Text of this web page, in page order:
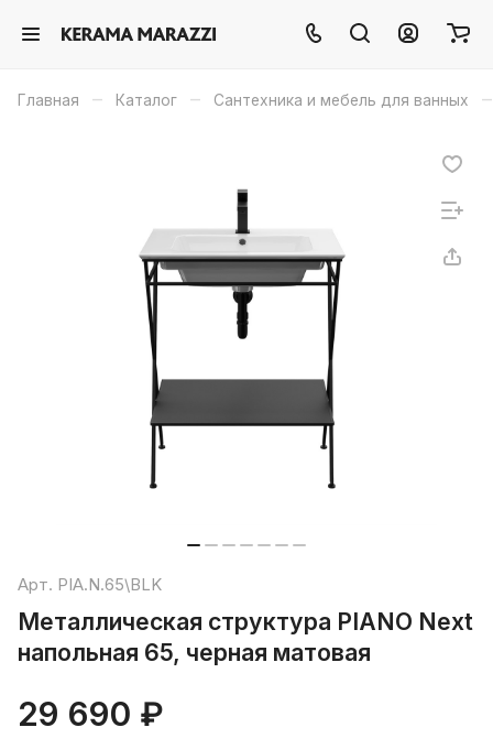
Главная – Каталог – Сантехника и мебель для ванных –
Арт. PIA.N.65\BLK
Металлическая структура PIANO Next
напольная 65, черная матовая
29 690 ₽